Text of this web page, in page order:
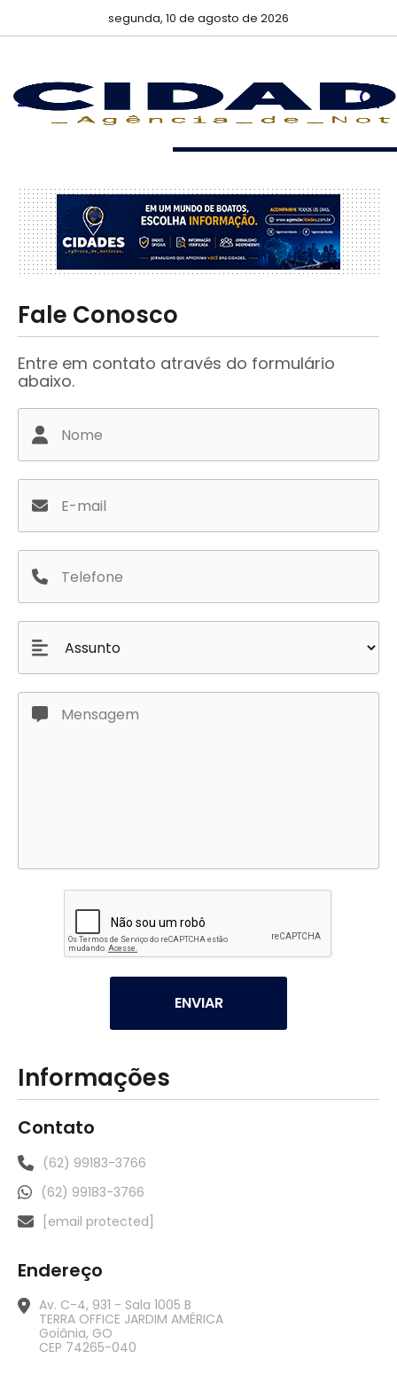
segunda, 10 de agosto de 2026
Fale Conosco
Entre em contato através do formulário
abaixo.
ENVIAR
Informações
Contato
(62) 99183-3766
(62) 99183-3766
[email protected]
Endereço
Av. C-4, 931 - Sala 1005 B
TERRA OFFICE JARDIM AMÉRICA
Goiânia, GO
CEP 74265-040